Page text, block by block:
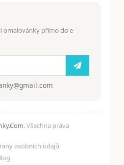
omalovánky přímo do e-
. Všechna práva
osobních údajů